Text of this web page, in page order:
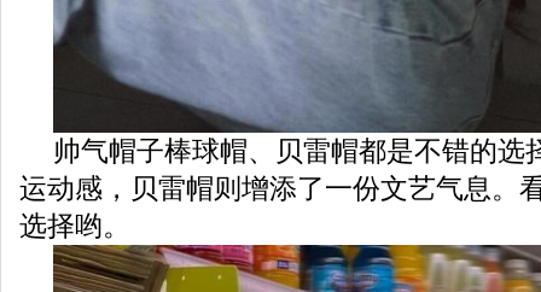
帅气帽子棒球帽、贝雷帽都是不错的选
运动感，贝雷帽则增添了一份文艺气息。
选择哟。